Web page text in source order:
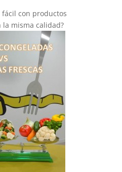
con productos
la misma calidad?